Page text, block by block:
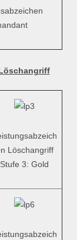
Löschangriff
Stufe 3: Gold